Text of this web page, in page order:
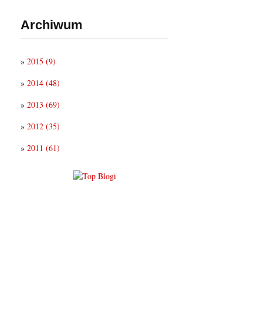
Archiwum
» 2015 (9)
» 2014 (48)
» 2013 (69)
» 2012 (35)
» 2011 (61)